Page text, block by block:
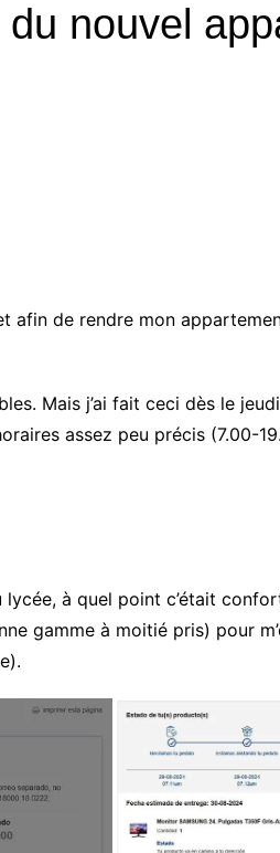
nouvel
afin de rendre mon
Mais j’ai fait ceci dès le
assez peu précis (7.00-
lycée, à quel point c’était
gamme à moitié pris) pour